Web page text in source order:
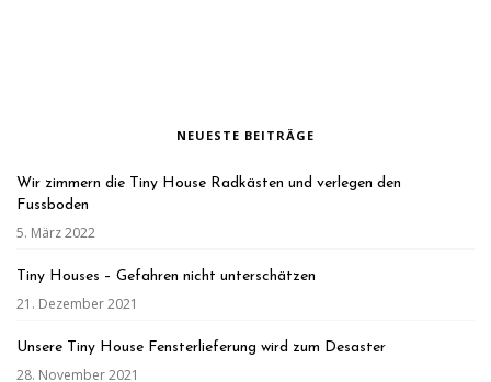
NEUESTE BEITRÄGE
Wir zimmern die Tiny House Radkästen und verlegen den
Fussboden
5. März 2022
Tiny Houses – Gefahren nicht unterschätzen
21. Dezember 2021
Unsere Tiny House Fensterlieferung wird zum Desaster
28. November 2021